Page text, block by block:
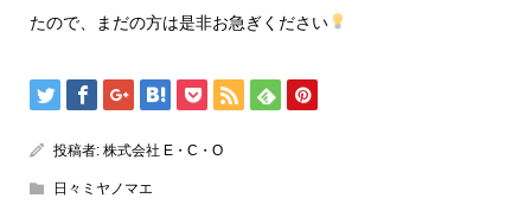
たので、まだの方は是非お急ぎください
投稿者: 株式会社 E・C・O
日々ミヤノマエ